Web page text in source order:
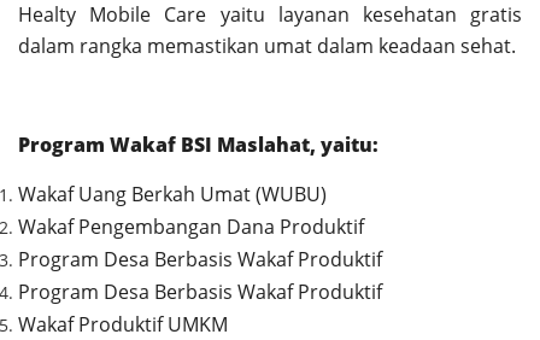
Healty Mobile Care yaitu layanan kesehatan gratis
dalam rangka memastikan umat dalam keadaan sehat.
Program Wakaf BSI Maslahat, yaitu:
Wakaf Uang Berkah Umat (WUBU)
Wakaf Pengembangan Dana Produktif
Program Desa Berbasis Wakaf Produktif
Program Desa Berbasis Wakaf Produktif
Wakaf Produktif UMKM